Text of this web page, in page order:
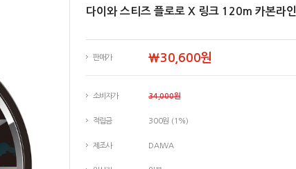
다이와 스티즈 플로로 X 링크 120m 카본라인
판매가 ￦30,600원
소비자가 34,000원
적립금 300원 (1%)
제조사 DAIWA